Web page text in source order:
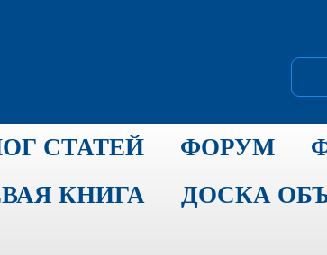
СТАТЕЙ ФОРУМ
КНИГА
ДОСКА